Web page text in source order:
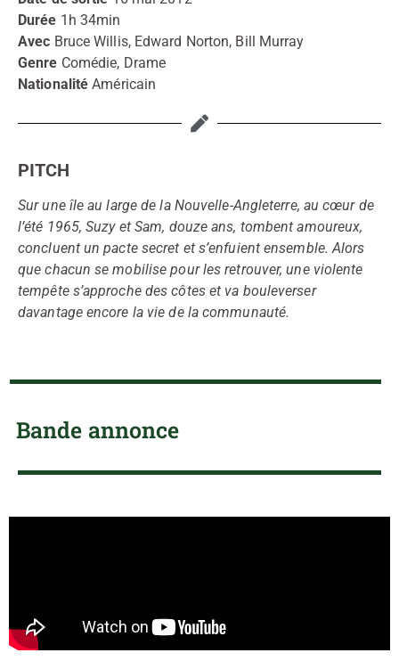
Durée 1h 34min
Avec Bruce Willis, Edward Norton, Bill Murray
Genre Comédie, Drame
Nationalité Américain
PITCH
Sur une île au large de la Nouvelle-Angleterre, au cœur de
l’été 1965, Suzy et Sam, douze ans, tombent amoureux,
concluent un pacte secret et s’enfuient ensemble. Alors
que chacun se mobilise pour les retrouver, une violente
tempête s’approche des côtes et va bouleverser
davantage encore la vie de la communauté.
Bande annonce